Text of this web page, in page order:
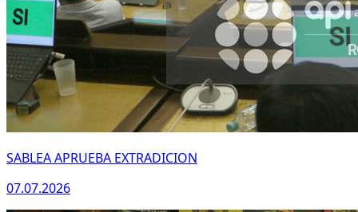
SABLEA APRUEBA EXTRADICION
07.07.2026